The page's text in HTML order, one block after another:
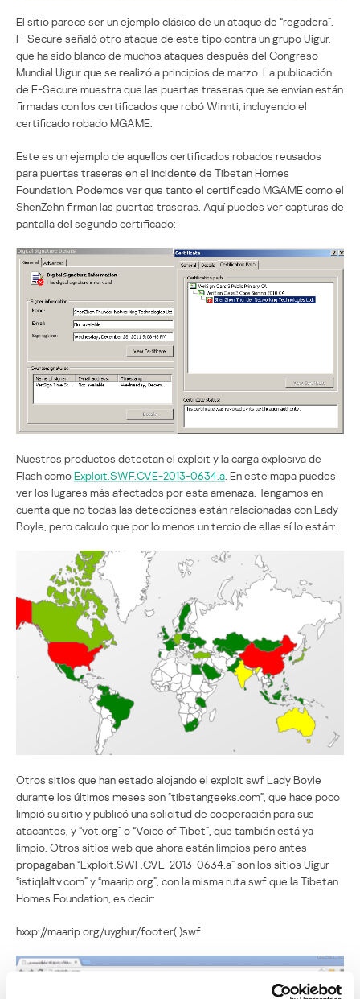
El sitio parece ser un ejemplo clásico de un ataque de “regadera”.
F-Secure señaló otro ataque de este tipo contra un grupo Uigur,
que ha sido blanco de muchos ataques después del Congreso
Mundial Uigur que se realizó a principios de marzo. La publicación
de F-Secure muestra que las puertas traseras que se envían están
firmadas con los certificados que robó Winnti, incluyendo el
certificado robado MGAME.
Este es un ejemplo de aquellos certificados robados reusados
para puertas traseras en el incidente de Tibetan Homes
Foundation. Podemos ver que tanto el certificado MGAME como el
ShenZehn firman las puertas traseras. Aquí puedes ver capturas de
pantalla del segundo certificado:
Nuestros productos detectan el exploit y la carga explosiva de
Flash comoExploit.SWF.CVE-2013-0634.a . En este mapa puedes
ver los lugares más afectados por esta amenaza. Tengamos en
cuenta que no todas las detecciones están relacionadas con Lady
Boyle, pero calculo que por lo menos un tercio de ellas sí lo están:
Otros sitios que han estado alojando el exploit swf Lady Boyle
durante los últimos meses son “tibetangeeks.com”, que hace poco
limpió su sitio y publicó una solicitud de cooperación para sus
atacantes, y “vot.org” o “Voice of Tibet”, que también está ya
limpio. Otros sitios web que ahora están limpios pero antes
propagaban “Exploit.SWF.CVE-2013-0634.a” son los sitios Uigur
“istiqlaltv.com” y “maarip.org”, con la misma ruta swf que la Tibetan
Homes Foundation, es decir:
hxxp://maarip.org/uyghur/footer(.)swf